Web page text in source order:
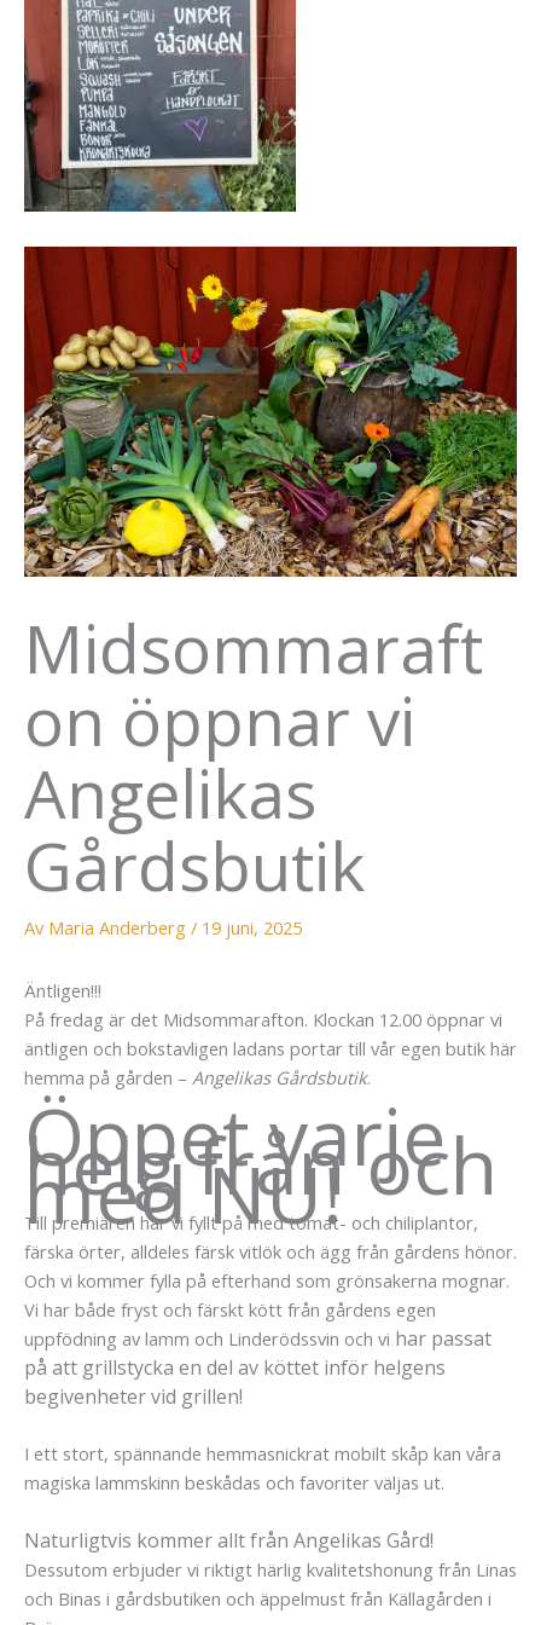
Midsommaraft
on öppnar vi
Angelikas
Gårdsbutik
Av Maria Anderberg / 19 juni, 2025
Äntligen!!!
På fredag är det Midsommarafton. Klockan 12.00 öppnar vi
äntligen och bokstavligen ladans portar till vår egen butik här
hemma på gården – Angelikas Gårdsbutik.
Öppet varje
helg från och
med NU!
Till premiären har vi fyllt på med tomat- och chiliplantor,
färska örter, alldeles färsk vitlök och ägg från gårdens hönor.
Och vi kommer fylla på efterhand som grönsakerna mognar.
Vi har både fryst och färskt kött från gårdens egen
uppfödning av lamm och Linderödssvin och vi har passat
på att grillstycka en del av köttet inför helgens
begivenheter vid grillen!
I ett stort, spännande hemmasnickrat mobilt skåp kan våra
magiska lammskinn beskådas och favoriter väljas ut.
Naturligtvis kommer allt från Angelikas Gård!
Dessutom erbjuder vi riktigt härlig kvalitetshonung från Linas
och Binas i gårdsbutiken och äppelmust från Källagården i